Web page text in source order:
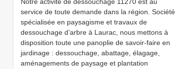
service de toute demande dans la région. Société
spécialisée en paysagisme et travaux de
dessouchage d’arbre à Laurac, nous mettons à
disposition toute une panoplie de savoir-faire en
jardinage : dessouchage, abattage, élagage,
aménagements de paysage et plantation